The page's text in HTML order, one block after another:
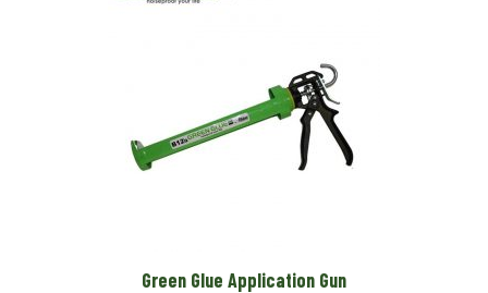
Green Glue Application Gun